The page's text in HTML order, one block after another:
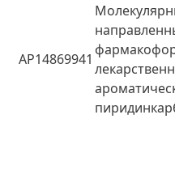
AP14869941